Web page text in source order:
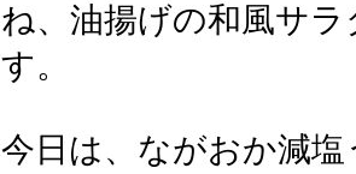
ね、油揚げの和風サ
す。
今日は、ながおか減